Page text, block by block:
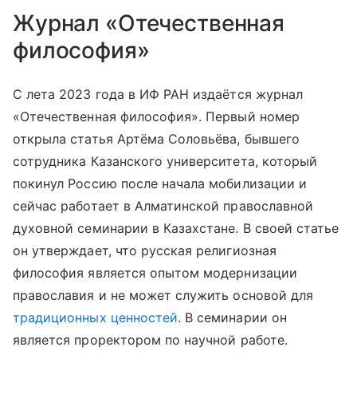
Журнал «Отечественная
философия»
С лета 2023 года в ИФ РАН издаётся журнал
«Отечественная философия». Первый номер
открыла статья Артёма Соловьёва, бывшего
сотрудника Казанского университета, который
покинул Россию после начала мобилизации и
сейчас работает в Алматинской православной
духовной семинарии в Казахстане. В своей статье
он утверждает, что русская религиозная
философия является опытом модернизации
православия и не может служить основой для
традиционных ценностей. В семинарии он
является проректором по научной работе.